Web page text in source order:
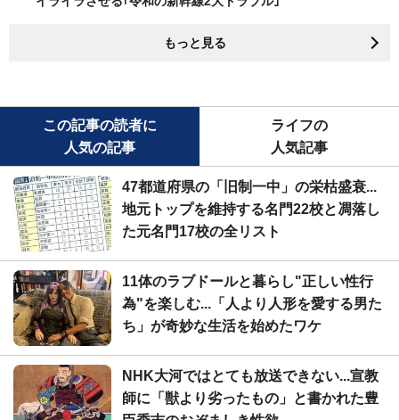
もっと見る
この記事の読者に
人気の記事
ライフの
人気記事
47都道府県の「旧制一中」の栄枯盛衰...
地元トップを維持する名門22校と凋落し
た元名門17校の全リスト
11体のラブドールと暮らし"正しい性行
為"を楽しむ...「人より人形を愛する男た
ち」が奇妙な生活を始めたワケ
NHK大河ではとても放送できない...宣教
師に「獣より劣ったもの」と書かれた豊